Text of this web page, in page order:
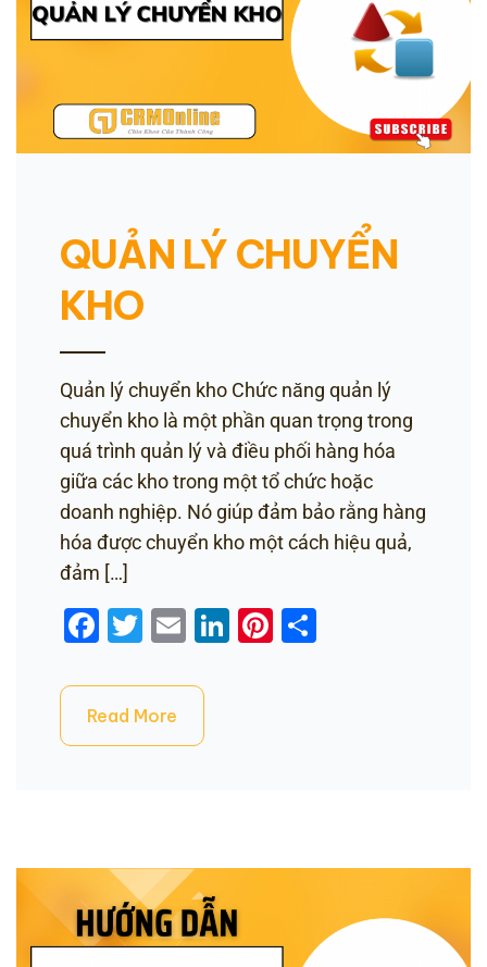
QUẢN LÝ CHUYỂN
KHO
Quản lý chuyển kho Chức năng quản lý
chuyển kho là một phần quan trọng trong
quá trình quản lý và điều phối hàng hóa
giữa các kho trong một tổ chức hoặc
doanh nghiệp. Nó giúp đảm bảo rằng hàng
hóa được chuyển kho một cách hiệu quả,
đảm […]
Facebook
Twitter
EmailLinkedIn
Pinterest
Read More